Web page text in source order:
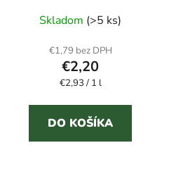
na sklenené povrchy
hodnotenie
produktu
je
5,0
z
5
hviezdičiek.
Skladom (>5 ks)
€1,79 bez DPH
€2,20
Jednotková
€2,93 / 1 l
DO KOŠÍKA